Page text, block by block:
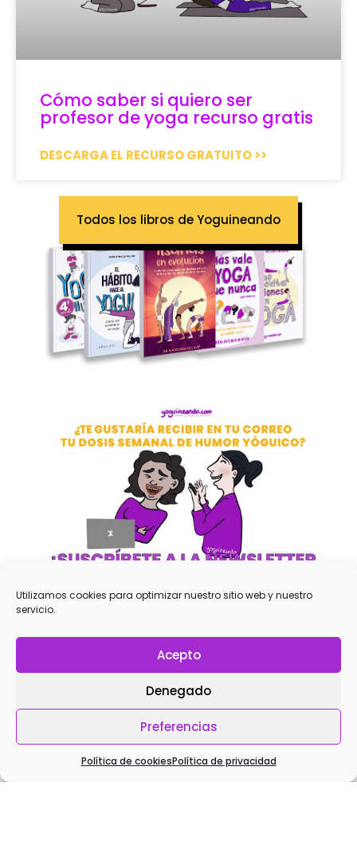
Utilizamos cookies para optimizar nuestro sitio web y nuestro
servicio.
Acepto
Denegado
Preferencias
Política de cookiesPolítica de privacidad
Cómo saber si quiero ser
profesor de yoga recurso gratis
DESCARGA EL RECURSO GRATUITO >>
Todos los libros de Yoguineando
Ant